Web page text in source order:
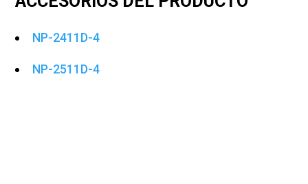
NP-2411D-4
NP-2511D-4